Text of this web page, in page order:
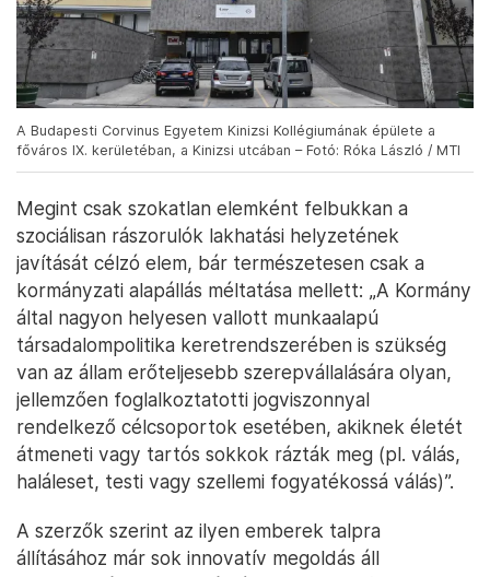
A Budapesti Corvinus Egyetem Kinizsi Kollégiumának épülete a
főváros IX. kerületéban, a Kinizsi utcában – Fotó: Róka László / MTI
Megint csak szokatlan elemként felbukkan a
szociálisan rászorulók lakhatási helyzetének
javítását célzó elem, bár természetesen csak a
kormányzati alapállás méltatása mellett: „A Kormány
által nagyon helyesen vallott munkaalapú
társadalompolitika keretrendszerében is szükség
van az állam erőteljesebb szerepvállalására olyan,
jellemzően foglalkoztatotti jogviszonnyal
rendelkező célcsoportok esetében, akiknek életét
átmeneti vagy tartós sokkok rázták meg (pl. válás,
haláleset, testi vagy szellemi fogyatékossá válás)”.
A szerzők szerint az ilyen emberek talpra
állításához már sok innovatív megoldás áll